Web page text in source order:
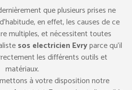
que plusieurs prises ne
en effet, les causes de ce
multiples, et nécessitent toutes
sos electricien Evryparce qu’il
les différents outils et
matériaux.
à votre disposition notre